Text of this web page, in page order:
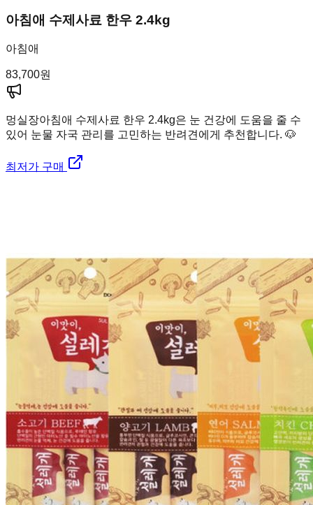
아침애 수제사료 한우 2.4kg
아침애
83,700원
멍실장아침애 수제사료 한우 2.4kg은 눈 건강에 도움을 줄 수
있어 눈물 자국 관리를 고민하는 반려견에게 추천합니다. 🐶
최저가 구매